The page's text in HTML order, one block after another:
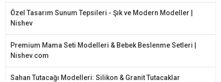
Özel Tasarım Sunum Tepsileri - Şık ve Modern Modeller |
Nishev
Premium Mama Seti Modelleri & Bebek Beslenme Setleri |
Nishev.com
Sahan Tutacağı Modelleri: Silikon & Granit Tutacaklar